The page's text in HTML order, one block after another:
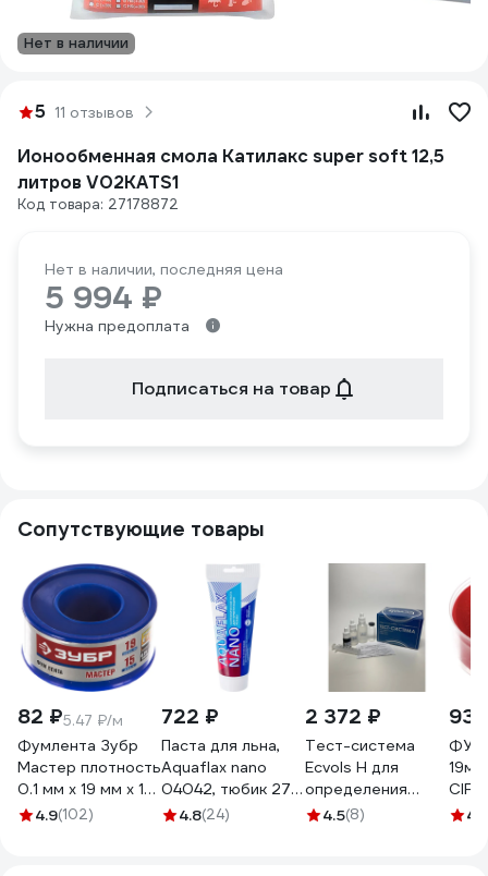
Нет в наличии
5 11 отзывов
Ионообменная смола Катилакс super soft 12,5
литров V02KATS1
Код товара: 27178872
Нет в наличии, последняя цена
5 994 ₽
Нужна предоплата
Подписаться на товар
Сопутствующие товары
82 ₽5.47 ₽/м
Фумлента Зубр
Мастер плотность
0.1 мм х 19 мм х 15
м 12373-19-025
4.9(102)
722 ₽
Паста для льна,
Aquaflax nano
04042, тюбик 270
гр.4.8(24)
2 372 ₽
Тест-система
Ecvols H для
определения
общей жесткости
4.5(8)
93
4.7